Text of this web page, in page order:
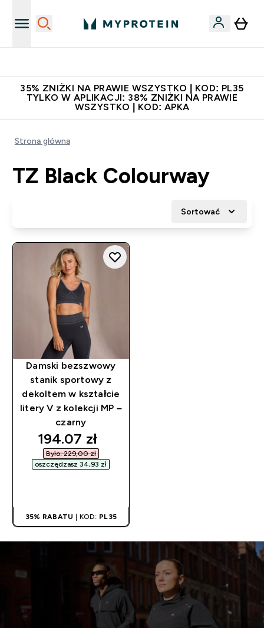
35% ZNIŻKI NA PRAWIE WSZYSTKO | KOD: PL35
TYLKO W APLIKACJI: 38% ZNIŻKI NA PRAWIE
WSZYSTKO | KOD: APKA
Strona główna
TZ Black Colourway
Sortować
Damski bezszwowy
stanik sportowy z
dekoltem w kształcie
litery V z kolekcji MP –
czarny
discounted price
194.07 zł‎
Było: 229,00 zł‎
oszczędzasz 34,93 zł‎
35% RABATU | KOD: PL35